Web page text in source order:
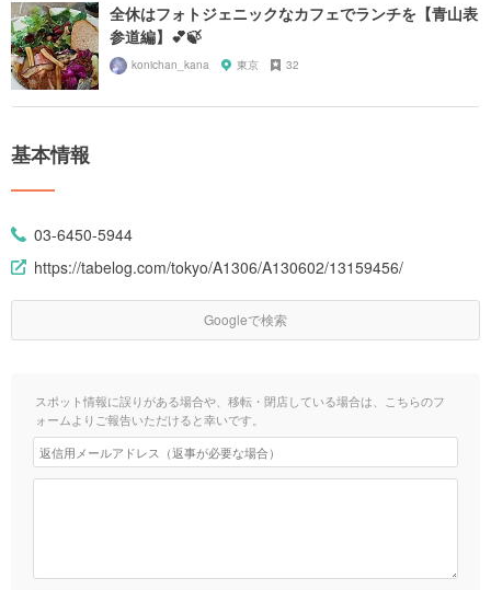
全休はフォトジェニックなカフェでランチを【青山表
参道編】💕🍃
konichan_kana 東京 32
基本情報
03-6450-5944
https://tabelog.com/tokyo/A1306/A130602/13159456/
Googleで検索
スポット情報に誤りがある場合や、移転・閉店している場合は、こちらのフ
ォームよりご報告いただけると幸いです。